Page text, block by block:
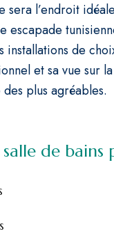
sera l’endroit
escapade
installations de
et sa vue sur
plus agréables.
de bains